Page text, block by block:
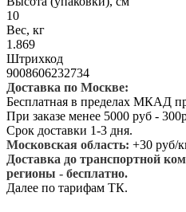
10
Вес, кг
1.869
Штрихкод
9008606232734
Доставка по Москве:
Бесплатная в пределах МКАД
При заказе менее 5000 руб -
Срок доставки 1-3 дня.
Московская область: +30 руб/
Доставка до транспортной
регионы - бесплатно.
Далее по тарифам ТК.